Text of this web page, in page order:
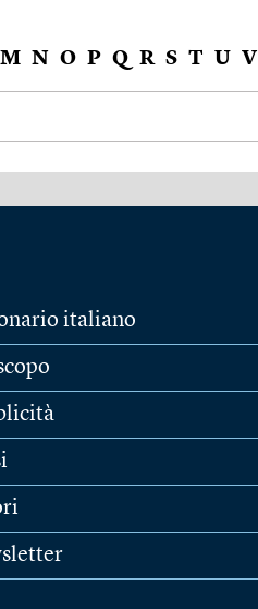
M N O P Q R S T U V
italiano